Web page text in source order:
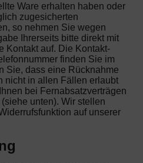
Ware erhalten haben oder
zugesicherten
so nehmen Sie wegen
Ihrerseits bitte direkt mit
Kontakt auf. Die Kontakt-
finden Sie im
Sie, dass eine Rücknahme
nicht in allen Fällen erlaubt
bei Fernabsatzverträgen
unten). Wir stellen
auf unserer